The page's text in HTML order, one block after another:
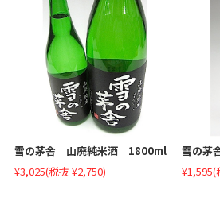
雪の茅舎 山廃純米酒 1800ml
¥3,025(税抜 ¥2,750)
雪の
¥1,595(